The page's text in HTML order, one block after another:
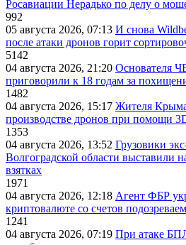
Росавиации Нерадько по делу о
992
05 августа 2026, 07:13 И снова
после атаки дронов горит
5142
04 августа 2026, 21:20 Основателя
приговорили к 18 годам за
1482
04 августа 2026, 15:17 Жителя
производстве дронов при помощи
1353
04 августа 2026, 13:52 Грузовики
Волгоградской области выставили
взятках
1971
04 августа 2026, 12:18 Агент ФБР
криптовалюте со счетов
1241
04 августа 2026, 07:19 При атаке